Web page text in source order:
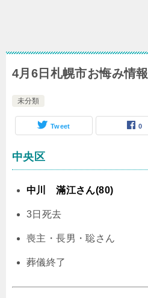
4月6日札幌市お悔み情報
未分類
Tweet 0
中央区
中川 滿江さん(80)
3日死去
喪主・長男・聡さん
葬儀終了